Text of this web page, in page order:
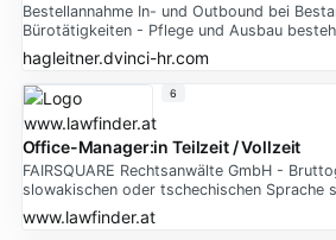
Bestellannahme In- und Outbound bei
Bürotätigkeiten - Pflege und Ausbau
hagleitner.dvinci-hr.com
Office-Manager:in Teilzeit / Vollzeit
FAIRSQUARE Rechtsanwälte GmbH -
slowakischen oder tschechischen Sprache
www.lawfinder.at
6